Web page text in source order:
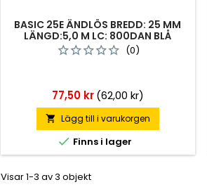
BASIC 25E ÄNDLÖS BREDD: 25 MM
LÄNGD:5,0 M LC: 800DAN BLÅ
(0)
Pris
77,50 kr(62,00 kr)
 Lägg till i varukorgen
 Finns i lager
Visar 1-3 av 3 objekt